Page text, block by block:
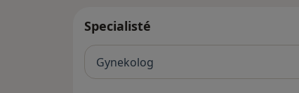
Specialisté
Gynekolog